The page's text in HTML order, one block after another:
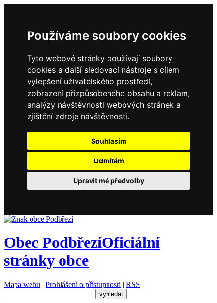
Používáme soubory cookies
Tyto webové stránky používají soubory
cookies a další sledovací nástroje s cílem
vylepšení uživatelského prostředí,
zobrazení přizpůsobeného obsahu a reklam,
analýzy návštěvnosti webových stránek a
zjištění zdroje návštěvnosti.
Souhlasím
Odmítám
Upravit mé předvolby
Obec PodbřezíOficiální
stránky obce
Mapa webu | Prohlášení o přístupnosti | RSS